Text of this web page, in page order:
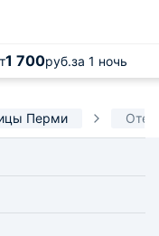
1 700руб.за 1 ночь
Перми